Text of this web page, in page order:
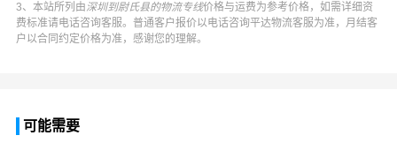
3、本站所列由深圳到尉氏县的物流专线价格与运费为参考价格，如需详细资
费标准请电话咨询客服。普通客户报价以电话咨询平达物流客服为准，月结客
户以合同约定价格为准，感谢您的理解。
可能需要